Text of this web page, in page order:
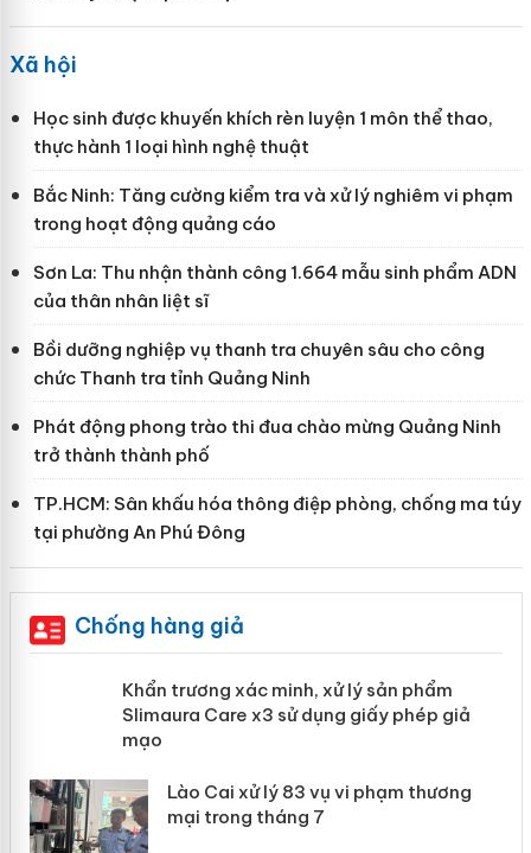
Xã hội
Học sinh được khuyến khích rèn luyện 1 môn thể thao,
thực hành 1 loại hình nghệ thuật
Bắc Ninh: Tăng cường kiểm tra và xử lý nghiêm vi phạm
trong hoạt động quảng cáo
Sơn La: Thu nhận thành công 1.664 mẫu sinh phẩm ADN
của thân nhân liệt sĩ
Bồi dưỡng nghiệp vụ thanh tra chuyên sâu cho công
chức Thanh tra tỉnh Quảng Ninh
Phát động phong trào thi đua chào mừng Quảng Ninh
trở thành thành phố
TP.HCM: Sân khấu hóa thông điệp phòng, chống ma túy
tại phường An Phú Đông
Chống hàng giả
Khẩn trương xác minh, xử lý sản phẩm
Slimaura Care x3 sử dụng giấy phép